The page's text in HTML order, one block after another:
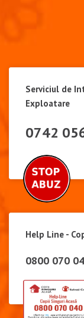
Serviciul de
Exploatare
0742
Help Line -
0800 070